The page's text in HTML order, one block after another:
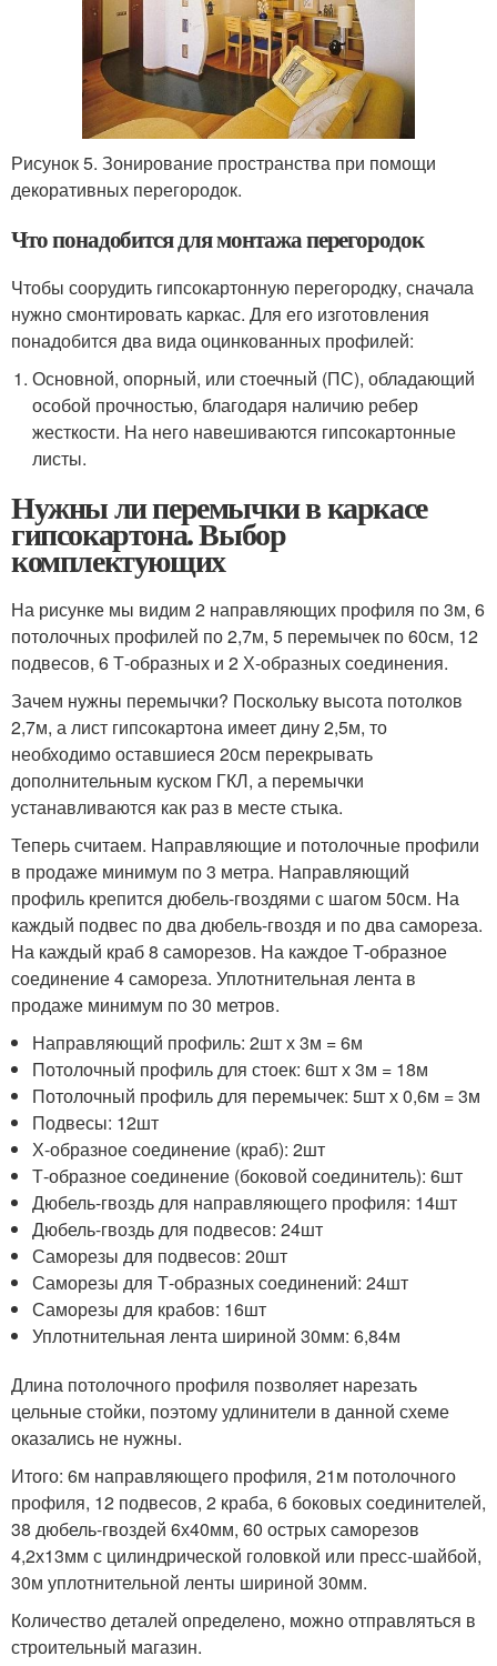
Рисунок 5. Зонирование пространства при помощи
декоративных перегородок.
Что понадобится для монтажа перегородок
Чтобы соорудить гипсокартонную перегородку, сначала
нужно смонтировать каркас. Для его изготовления
понадобится два вида оцинкованных профилей:
Основной, опорный, или стоечный (ПС), обладающий
особой прочностью, благодаря наличию ребер
жесткости. На него навешиваются гипсокартонные
листы.
Нужны ли перемычки в каркасе
гипсокартона. Выбор
комплектующих
На рисунке мы видим 2 направляющих профиля по 3м, 6
потолочных профилей по 2,7м, 5 перемычек по 60см, 12
подвесов, 6 Т-образных и 2 Х-образных соединения.
Зачем нужны перемычки? Поскольку высота потолков
2,7м, а лист гипсокартона имеет дину 2,5м, то
необходимо оставшиеся 20см перекрывать
дополнительным куском ГКЛ, а перемычки
устанавливаются как раз в месте стыка.
Теперь считаем. Направляющие и потолочные профили
в продаже минимум по 3 метра. Направляющий
профиль крепится дюбель-гвоздями с шагом 50см. На
каждый подвес по два дюбель-гвоздя и по два самореза.
На каждый краб 8 саморезов. На каждое Т-образное
соединение 4 самореза. Уплотнительная лента в
продаже минимум по 30 метров.
Направляющий профиль: 2шт х 3м = 6м
Потолочный профиль для стоек: 6шт х 3м = 18м
Потолочный профиль для перемычек: 5шт х 0,6м = 3м
Подвесы: 12шт
Х-образное соединение (краб): 2шт
Т-образное соединение (боковой соединитель): 6шт
Дюбель-гвоздь для направляющего профиля: 14шт
Дюбель-гвоздь для подвесов: 24шт
Саморезы для подвесов: 20шт
Саморезы для Т-образных соединений: 24шт
Саморезы для крабов: 16шт
Уплотнительная лента шириной 30мм: 6,84м
Длина потолочного профиля позволяет нарезать
цельные стойки, поэтому удлинители в данной схеме
оказались не нужны.
Итого: 6м направляющего профиля, 21м потолочного
профиля, 12 подвесов, 2 краба, 6 боковых соединителей,
38 дюбель-гвоздей 6х40мм, 60 острых саморезов
4,2х13мм с цилиндрической головкой или пресс-шайбой,
30м уплотнительной ленты шириной 30мм.
Количество деталей определено, можно отправляться в
строительный магазин.